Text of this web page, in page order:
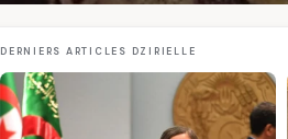
DERNIERS ARTICLES DZIRIELLE